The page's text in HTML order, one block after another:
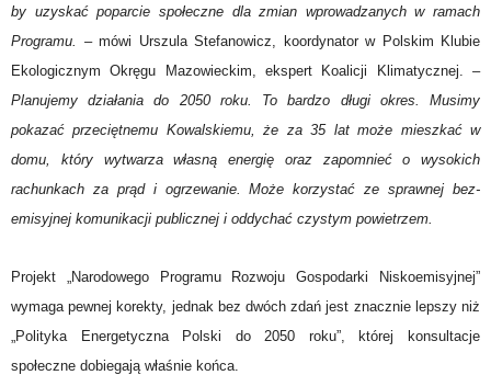
by uzyskać poparcie społeczne dla zmian wprowadzanych w ramach
Programu. – mówi Urszula Stefanowicz, koordynator w Polskim Klubie
Ekologicznym Okręgu Mazowieckim, ekspert Koalicji Klimatycznej. –
Planujemy działania do 2050 roku. To bardzo długi okres. Musimy
pokazać przeciętnemu Kowalskiemu, że za 35 lat może mieszkać w
domu, który wytwarza własną energię oraz zapomnieć o wysokich
rachunkach za prąd i ogrzewanie. Może korzystać ze sprawnej bez-
emisyjnej komunikacji publicznej i oddychać czystym powietrzem.
Projekt „Narodowego Programu Rozwoju Gospodarki Niskoemisyjnej”
wymaga pewnej korekty, jednak bez dwóch zdań jest znacznie lepszy niż
„Polityka Energetyczna Polski do 2050 roku”, której konsultacje
społeczne dobiegają właśnie końca.